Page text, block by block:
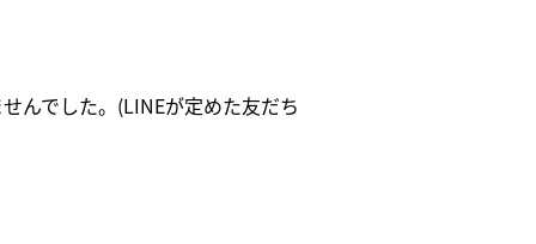
んでした。(LINEが定めた友だち